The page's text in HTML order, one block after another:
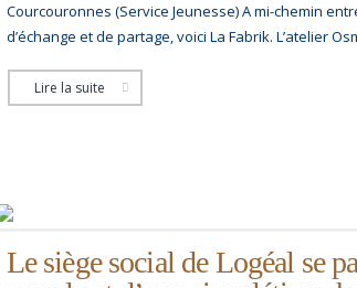
Courcouronnes (Service Jeunesse) A mi-chemin
d’échange et de partage, voici La Fabrik. L’atelier
Lire la suite
Le siège social de Logéal se